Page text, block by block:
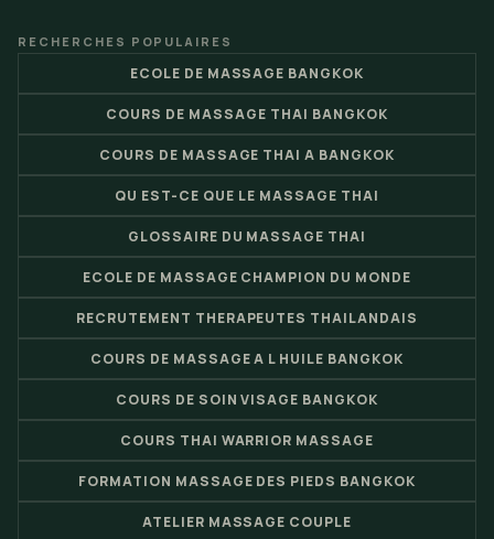
RECHERCHES POPULAIRES
ECOLE DE MASSAGE BANGKOK
COURS DE MASSAGE THAI BANGKOK
COURS DE MASSAGE THAI A BANGKOK
QU EST-CE QUE LE MASSAGE THAI
GLOSSAIRE DU MASSAGE THAI
ECOLE DE MASSAGE CHAMPION DU MONDE
RECRUTEMENT THERAPEUTES THAILANDAIS
COURS DE MASSAGE A L HUILE BANGKOK
COURS DE SOIN VISAGE BANGKOK
COURS THAI WARRIOR MASSAGE
FORMATION MASSAGE DES PIEDS BANGKOK
ATELIER MASSAGE COUPLE